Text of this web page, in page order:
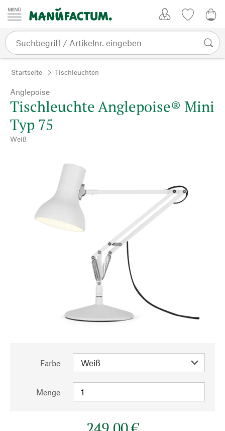
Zum Inhalt springen
Startseite Tischleuchten
Anglepoise
Tischleuchte Anglepoise® Mini
Typ 75
Weiß
Farbe
Menge